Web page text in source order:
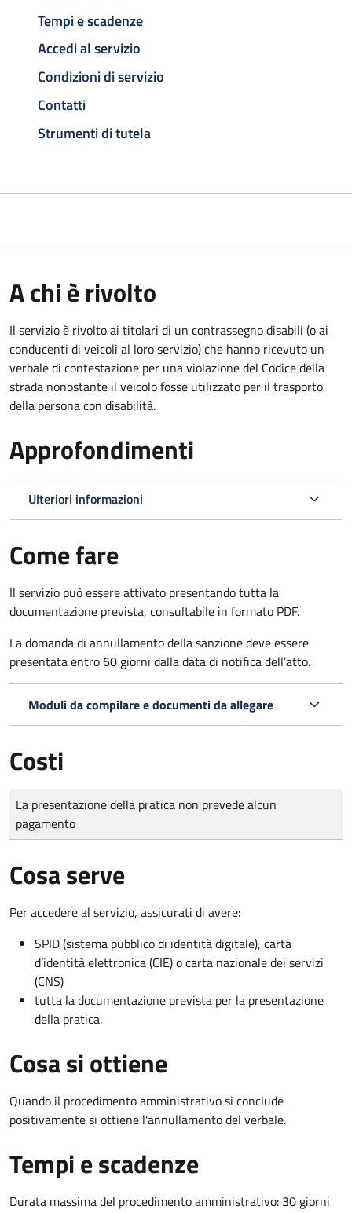
Tempi e scadenze
Accedi al servizio
Condizioni di servizio
Contatti
Strumenti di tutela
A chi è rivolto
Il servizio è rivolto ai titolari di un contrassegno disabili (o ai
conducenti di veicoli al loro servizio) che hanno ricevuto un
verbale di contestazione per una violazione del Codice della
strada nonostante il veicolo fosse utilizzato per il trasporto
della persona con disabilità.
Approfondimenti
Ulteriori informazioni
Come fare
Il servizio può essere attivato presentando tutta la
documentazione prevista, consultabile in formato PDF.
La domanda di annullamento della sanzione deve essere
presentata entro 60 giorni dalla data di notifica dell’atto.
Moduli da compilare e documenti da allegare
Costi
Tipo di pagamento
Importo
La presentazione della pratica non prevede alcun
pagamento
Cosa serve
Per accedere al servizio, assicurati di avere:
SPID (sistema pubblico di identità digitale), carta
d’identità elettronica (CIE) o carta nazionale dei servizi
(CNS)
tutta la documentazione prevista per la presentazione
della pratica.
Cosa si ottiene
Quando il procedimento amministrativo si conclude
positivamente si ottiene l'annullamento del verbale.
Tempi e scadenze
Durata massima del procedimento amministrativo: 30 giorni